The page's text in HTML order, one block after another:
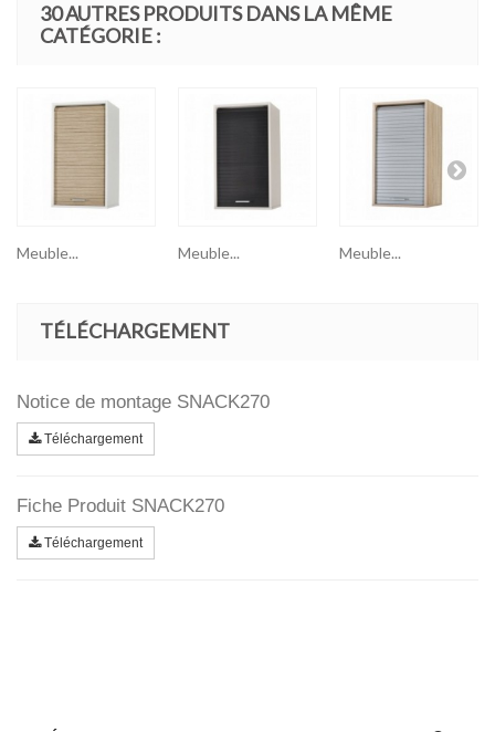
30 AUTRES PRODUITS DANS LA MÊME
CATÉGORIE :
Meuble... Meuble... Meuble...
TÉLÉCHARGEMENT
Notice de montage SNACK270
Téléchargement
Fiche Produit SNACK270
Téléchargement